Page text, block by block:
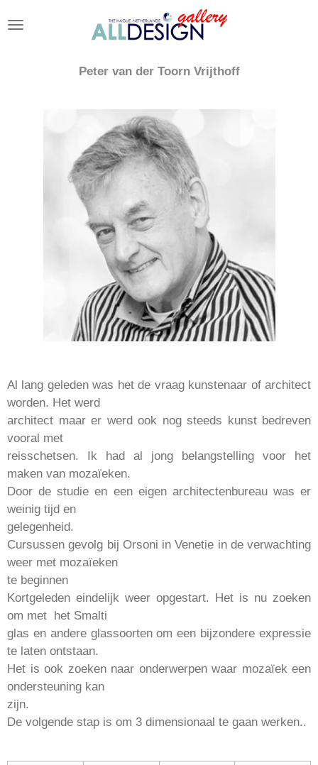
direct
Peter van der Toorn Vrijthoff
Al lang geleden was het de vraag kunstenaar of architect
worden. Het werd
architect maar er werd ook nog steeds kunst bedreven
vooral met
reisschetsen. Ik had al jong belangstelling voor het
maken van mozaïeken.
Door de studie en een eigen architectenbureau was er
weinig tijd en
gelegenheid.
Cursussen gevolg bij Orsoni in Venetie in de verwachting
weer met mozaïeken
te beginnen
Kortgeleden eindelijk weer opgestart. Het is nu zoeken
om met het Smalti
glas en andere glassoorten om een bijzondere expressie
te laten ontstaan.
Het is ook zoeken naar onderwerpen waar mozaïek een
ondersteuning kan
zijn.
De volgende stap is om 3 dimensionaal te gaan werken..